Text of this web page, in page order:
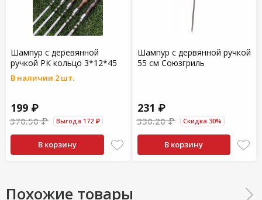
Шампур с деревянной
ручкой РК кольцо 3*12*45
В наличии 2 шт.
199 ₽
370.50 ₽ Выгода 172 ₽
В корзину
Шампур с дервянной ручкой
55 см Союзгриль
231 ₽
330.20 ₽ Скидка 30%
В корзину
Похожие товары